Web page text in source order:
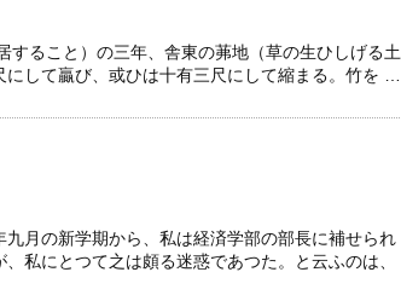
ること）の三年、舎東の茀地（草の生ひしげる土
して贏び、或ひは十有三尺にして縮まる。竹を …
月の新学期から、私は経済学部の部長に補せられ
私にとつて之は頗る迷惑であつた。と云ふのは、